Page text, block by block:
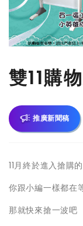
雙11購
推廣新聞稿
11月終於進入搶購
你跟小編一樣都在
那就快來搶一波吧